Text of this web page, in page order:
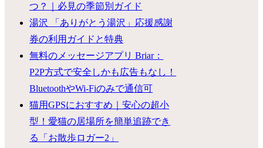
つ？｜必見の季節別ガイド
湯沢 「ありがとう湯沢」応援感謝
券の利用ガイドと特典
無料のメッセージアプリ Briar：
P2P方式で安全しかも広告もなし！
BluetoothやWi-Fiのみで通信可
猫用GPSにおすすめ｜安心の超小
型！愛猫の居場所を簡単追跡でき
る「お散歩ロガー2」